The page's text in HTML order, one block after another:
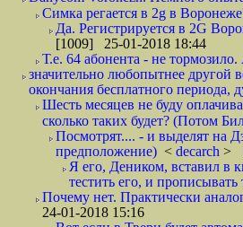
Симка регается в 2g в
Да. Регистрируется в 2G
[1009] 25-01-2018 18:44
Т.е. 64 абонента - не
значительно любопытнее другой
окончания бесплатного периода,
Шесть месяцев не буду
сколько таких будет? (Потом
Посмотрят.... - и выделят на
предположение) < decarch >
Я его, Деником, вставил в
тестить его, и
Почему нет. Практически
24-01-2018 15:16